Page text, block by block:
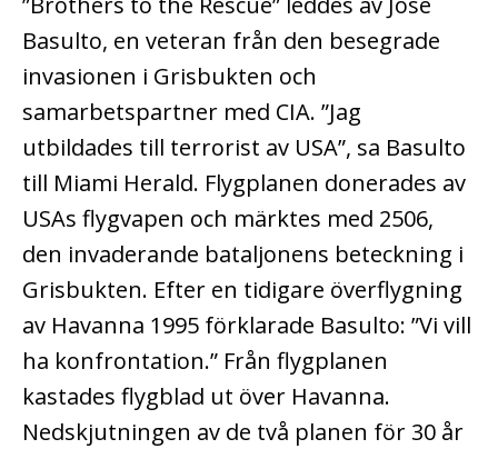
Basulto, en veteran från den besegrade
invasionen i Grisbukten och
samarbetspartner med CIA. ”Jag
utbildades till terrorist av USA”, sa Basulto
till Miami Herald. Flygplanen donerades av
USAs flygvapen och märktes med 2506,
den invaderande bataljonens beteckning i
Grisbukten. Efter en tidigare överflygning
av Havanna 1995 förklarade Basulto: ”Vi vill
ha konfrontation.” Från flygplanen
kastades flygblad ut över Havanna.
Nedskjutningen av de två planen för 30 år